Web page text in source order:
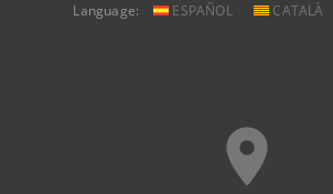
Language: ESPAÑOL CATALÀ
place